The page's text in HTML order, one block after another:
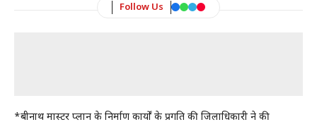
Follow Us
*बद्रीनाथ मास्टर प्लान के निर्माण कार्यों के प्रगति की जिलाधिकारी ने की